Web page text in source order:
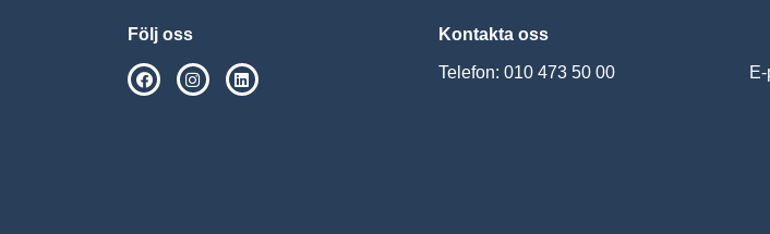
Följ oss
SPSM på Facebook
SPSM på Instagram
Kontakta oss
Telefon: 010 473 50 00